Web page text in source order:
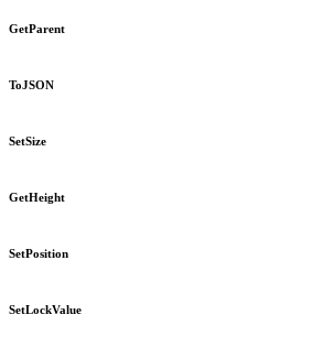
GetParent
ToJSON
SetSize
GetHeight
SetPosition
SetLockValue